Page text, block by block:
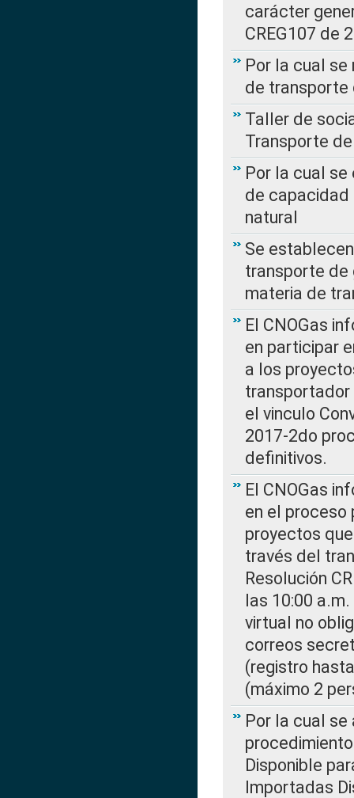
carácter
CREG107 de
Por la cual
de transporte
Taller de
Transporte
Por la cual
de capacidad
natural
Se
transporte de
materia de
El CNOGas
en participar
a los
transportador
el vinculo
2017-2do
definitivos.
El CNOGas
en el proceso
proyectos
través del
Resolución
las 10:00
virtual no
correos
(registro
(máximo 2
Por la cual
Disponible
Importadas